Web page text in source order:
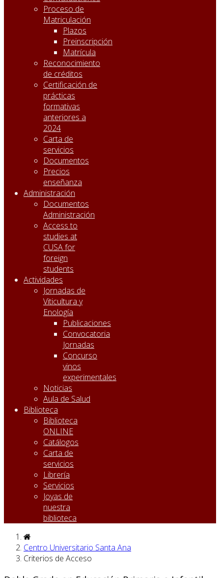
Proceso de
Matriculación
Plazos
Preinscripción
Matrícula
Reconocimiento
de créditos
Certificación de
prácticas
formativas
anteriores a
2024
Carta de
servicios
Documentos
Precios
enseñanza
Administración
Documentos
Administración
Access to
studies at
CUSA for
foreign
students
Actividades
Jornadas de
Viticultura y
Enología
Publicaciones
Convocatoria
Jornadas
Concurso
vinos
experimentales
Noticias
Aula de Salud
Biblioteca
Biblioteca
ONLINE
Catálogos
Carta de
servicios
Librería
Servicios
Joyas de
nuestra
biblioteca
Centro Universitario Santa Ana
Criterios de Acceso